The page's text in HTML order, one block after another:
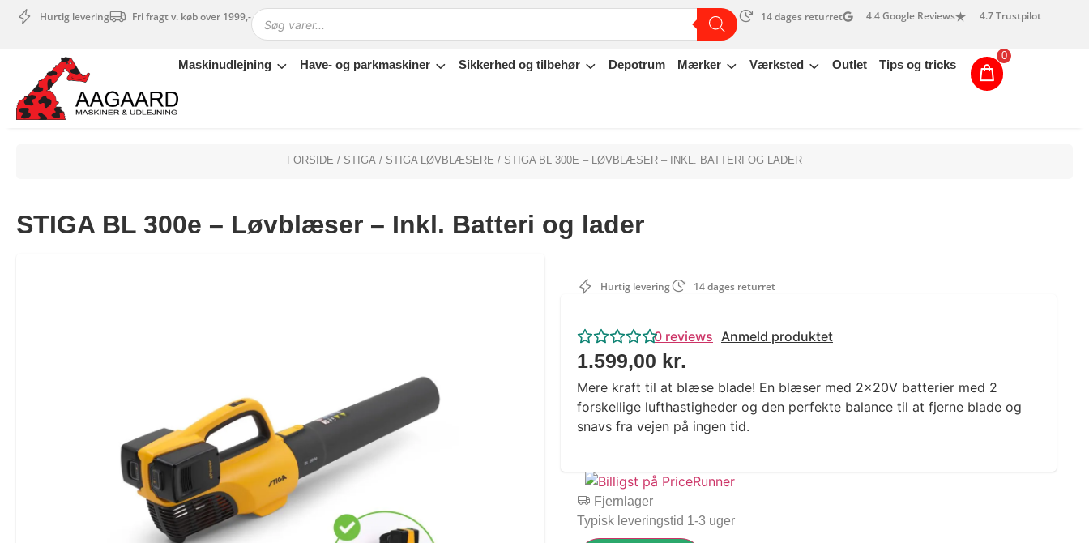
Hurtig levering Fri fragt v. køb over 1999,- 14 dages returret 4.4 Google Reviews 4.7 Trustpilot
Maskinudlejning Have- og parkmaskiner Sikkerhed og tilbehør Depotrum Mærker Værksted Outlet Tips og tricks
0
Maskinudlejning
Have- og parkmaskiner
Sikkerhed og tilbehør
Outlet
FORSIDE / STIGA / STIGA LØVBLÆSERE / STIGA BL 300E – LØVBLÆSER – INKL. BATTERI OG LADER
STIGA BL 300e – Løvblæser – Inkl. Batteri og lader
Hurtig levering 14 dages returret
0 reviews Anmeld produktet
1.599,00 kr.
Mere kraft til at blæse blade! En blæser med 2x20V batterier med 2
forskellige lufthastigheder og den perfekte balance til at fjerne blade og
snavs fra vejen på ingen tid.
Fjernlager
Typisk leveringstid 1-3 uger